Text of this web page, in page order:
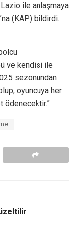
ile anlaşmaya
(KAP) bildirdi.
ve kendisi ile
sezonundan
oyuncuya her
ödenecektir.”